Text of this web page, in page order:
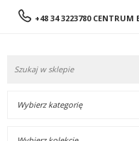
+48 34 3223780 CENTRUM